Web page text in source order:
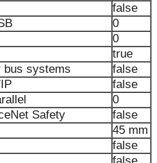
false
0
0
true
bus systems
false
false
0
Safety
false
45 mm
false